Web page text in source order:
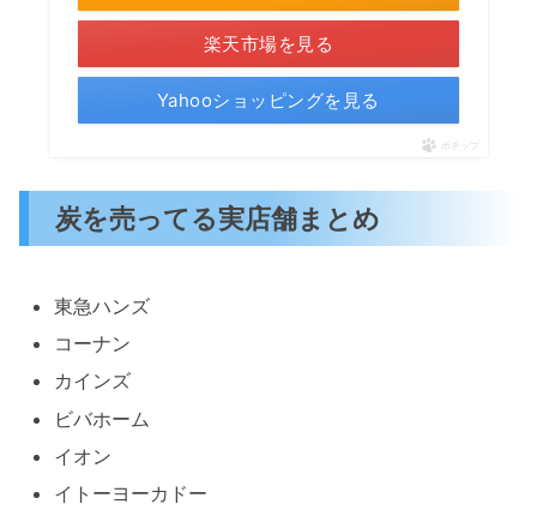
楽天市場を見る
Yahooショッピングを見る
ポチップ
炭を売ってる実店舗まとめ
東急ハンズ
コーナン
カインズ
ビバホーム
イオン
イトーヨーカドー